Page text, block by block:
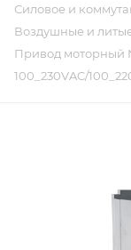
Силовое и
Воздушные и
Привод моторный
100_230VAC/